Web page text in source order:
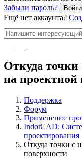
Забыли пароль?
Войти
Ещё нет аккаунта?
Откуда
на проектной
Поддержка
Форум
Применение
IndorCAD:
проектирования
Откуда точки с
поверхности